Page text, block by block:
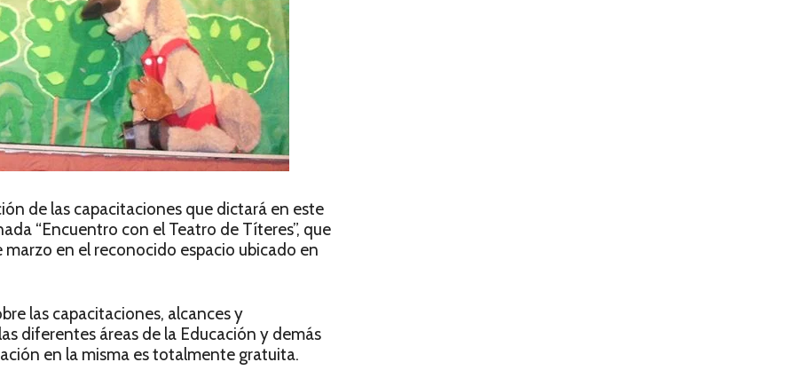
de las capacitaciones que dictará en este
“Encuentro con el Teatro de Títeres”, que
en el reconocido espacio ubicado en
las capacitaciones, alcances y
diferentes áreas de la Educación y demás
en la misma es totalmente gratuita.